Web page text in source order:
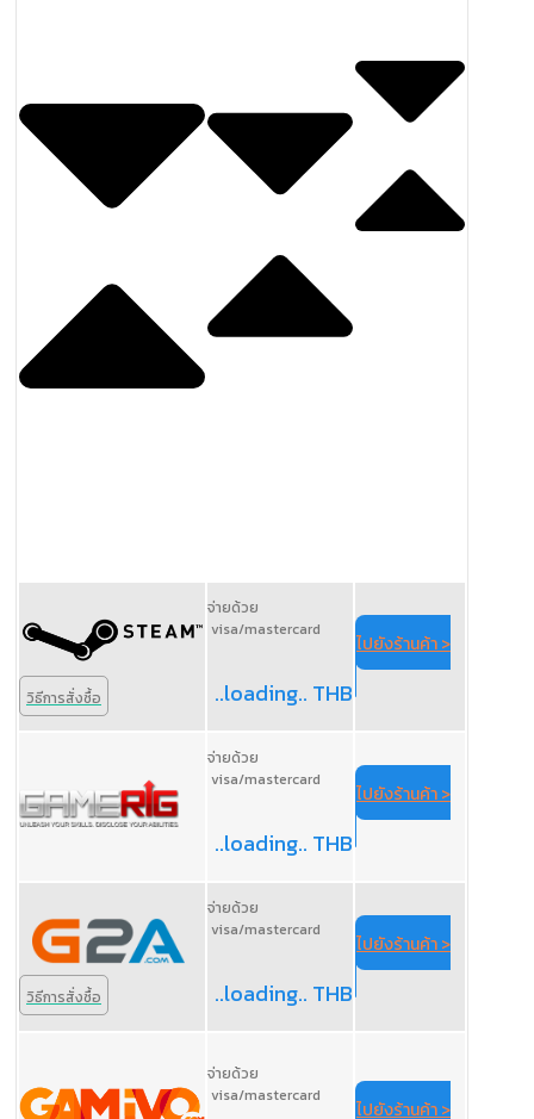
วิธีการสั่งซื้อ
จ่ายด้วย
visa/mastercard
..loading.. THB
ไปยังร้านค้า >
จ่ายด้วย
visa/mastercard
..loading.. THB
ไปยังร้านค้า >
วิธีการสั่งซื้อ
จ่ายด้วย
visa/mastercard
..loading.. THB
ไปยังร้านค้า >
จ่ายด้วย
visa/mastercard
ไปยังร้านค้า >